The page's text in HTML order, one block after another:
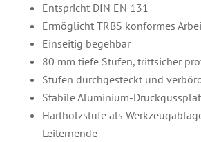
Entspricht DIN EN 131
Ermöglicht TRBS konformes
Einseitig begehbar
80 mm tiefe Stufen, trittsicher
Stufen durchgesteckt und
Stabile Aluminium-
Hartholzstufe als
Leiternende